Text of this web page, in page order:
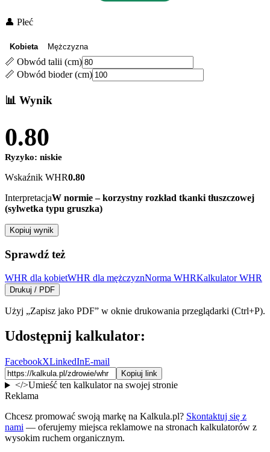
👤 Płeć
Kobieta Mężczyzna
📏 Obwód talii (cm)
📏 Obwód bioder (cm)
📊 Wynik
0.80
Ryzyko: niskie
Wskaźnik WHR0.80
InterpretacjaW normie – korzystny rozkład tkanki tłuszczowej
(sylwetka typu gruszka)
Kopiuj wynik
Sprawdź też
WHR dla kobietWHR dla mężczyznNorma WHRKalkulator WHR
Drukuj / PDF
Użyj „Zapisz jako PDF” w oknie drukowania przeglądarki (Ctrl+P).
Udostępnij kalkulator:
FacebookXLinkedInE-mail
Kopiuj link
</>Umieść ten kalkulator na swojej stronie
Reklama
Chcesz promować swoją markę na Kalkula.pl? Skontaktuj się z
nami — oferujemy miejsca reklamowe na stronach kalkulatorów z
wysokim ruchem organicznym.